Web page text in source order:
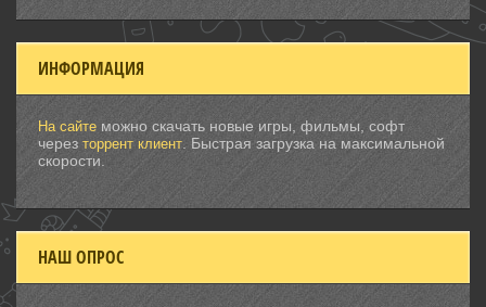
ИНФОРМАЦИЯ
На сайте можно скачать новые игры, фильмы, софт
через торрент клиент . Быстрая загрузка на максимальной
скорости.
НАШ ОПРОС